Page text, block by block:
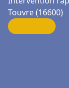
Touvre (16600)